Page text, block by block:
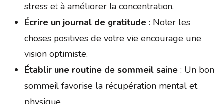
stress et à améliorer la concentration.
Écrire un journal de gratitude: Noter les
choses positives de votre vie encourage une
vision optimiste.
Établir une routine de sommeil saine: Un bon
sommeil favorise la récupération mental et
physique.